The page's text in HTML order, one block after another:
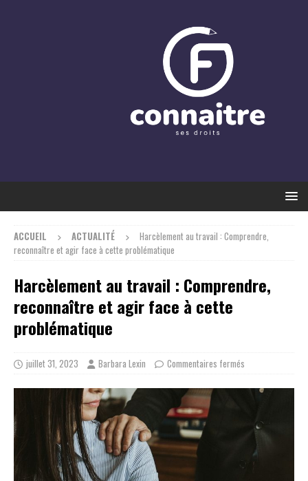
ACCUEIL ACTUALITÉ
Harcèlement au travail : Comprendre,
reconnaître et agir face à cette problématique
Harcèlement au travail : Comprendre,
reconnaître et agir face à cette
problématique
juillet 31, 2023 Barbara Lexin Commentaires fermés